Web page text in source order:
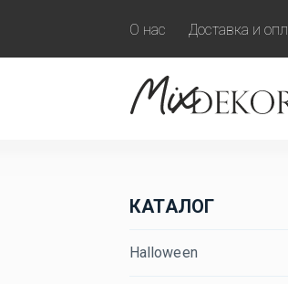
О нас Доставка и
КАТАЛОГ
Halloween